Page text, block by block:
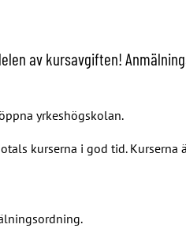
av kursavgiften!
yrkeshögskolan.
kurserna i god tid. Kurserna